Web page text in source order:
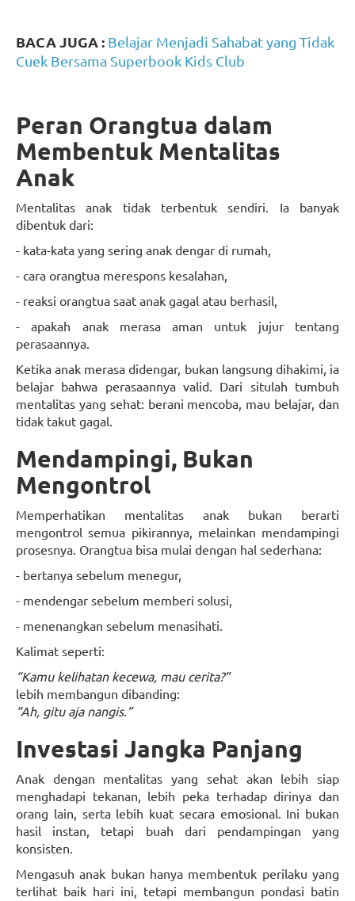
BACA JUGA : Belajar Menjadi Sahabat yang Tidak
Cuek Bersama Superbook Kids Club
Peran Orangtua dalam
Membentuk Mentalitas
Anak
Mentalitas anak tidak terbentuk sendiri. Ia banyak
dibentuk dari:
- kata-kata yang sering anak dengar di rumah,
- cara orangtua merespons kesalahan,
- reaksi orangtua saat anak gagal atau berhasil,
- apakah anak merasa aman untuk jujur tentang
perasaannya.
Ketika anak merasa didengar, bukan langsung dihakimi, ia
belajar bahwa perasaannya valid. Dari situlah tumbuh
mentalitas yang sehat: berani mencoba, mau belajar, dan
tidak takut gagal.
Mendampingi, Bukan
Mengontrol
Memperhatikan mentalitas anak bukan berarti
mengontrol semua pikirannya, melainkan mendampingi
prosesnya. Orangtua bisa mulai dengan hal sederhana:
- bertanya sebelum menegur,
- mendengar sebelum memberi solusi,
- menenangkan sebelum menasihati.
Kalimat seperti:
“Kamu kelihatan kecewa, mau cerita?”
lebih membangun dibanding:
“Ah, gitu aja nangis.”
Investasi Jangka Panjang
Anak dengan mentalitas yang sehat akan lebih siap
menghadapi tekanan, lebih peka terhadap dirinya dan
orang lain, serta lebih kuat secara emosional. Ini bukan
hasil instan, tetapi buah dari pendampingan yang
konsisten.
Mengasuh anak bukan hanya membentuk perilaku yang
terlihat baik hari ini, tetapi membangun pondasi batin